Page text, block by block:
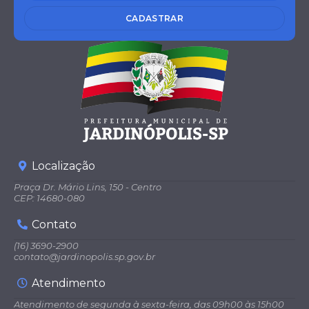
de...
dro
Alca
sar
CADASTRAR
Localização
Praça Dr. Mário Lins, 150 - Centro
CEP: 14680-080
Contato
(16) 3690-2900
contato@jardinopolis.sp.gov.br
Atendimento
Atendimento de segunda à sexta-feira, das 09h00 às 15h00